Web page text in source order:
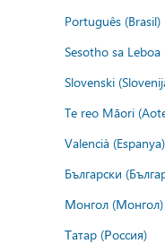
Português (Brasil)
Sesotho sa
Slovenski
Te reo Māori
Valencià (Espanya)
Български
Монгол (Монгол)
Татар (Россия)